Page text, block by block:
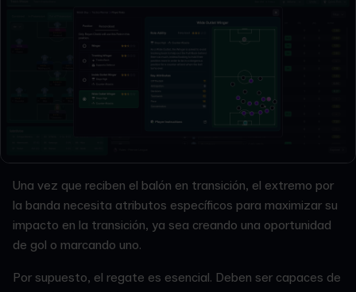
Una vez que reciben el balón en transición, el extremo por
la banda necesita atributos específicos para maximizar su
impacto en la transición, ya sea creando una oportunidad
de gol o marcando uno.
Por supuesto, el regate es esencial. Deben ser capaces de